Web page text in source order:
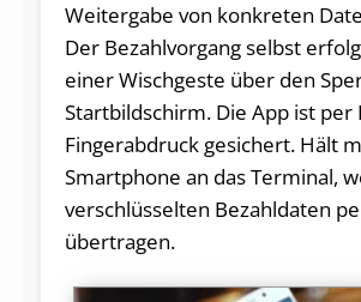
Weitergabe von konkreten
Der Bezahlvorgang selbst
einer Wischgeste über den
Startbildschirm. Die App ist per
Fingerabdruck gesichert. Hält
Smartphone an das Terminal,
verschlüsselten Bezahldaten
übertragen.